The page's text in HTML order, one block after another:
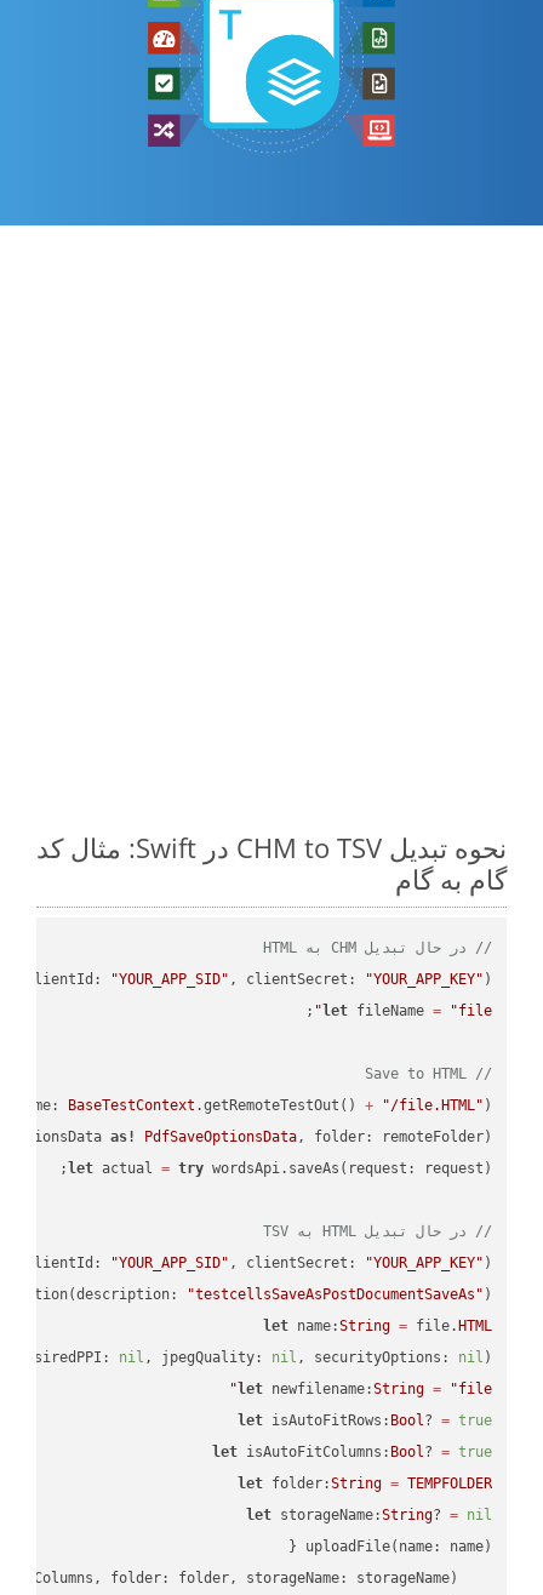
نحوه تبدیل CHM to TSV در Swift: مثال کد
گام به گام
// در حال تبدیل CHM به HTML
(clientId: "YOUR_APP_SID" , clientSecret: "YOUR_APP_KEY" );
let fileName = "file"
// Save to HTML
BaseTestContext .getRemoteTestOut() + "/file.HTML" );
as! PdfSaveOptionsData, folder: remoteFolder);
let actual = try
// در حال تبدیل HTML به TSV
(clientId: "YOUR_APP_SID" , clientSecret: "YOUR_APP_KEY" );
"testcellsSaveAsPostDocumentSaveAs" )
let name:String = file. HTML
, desiredPPI: nil , jpegQuality: nil , securityOptions: nil )
let newfilename:String =
"file"
let isAutoFitRows: Bool? = true
let isAutoFitColumns: Bool? = true
let folder:String = TEMPFOLDER
let storageName:String? = nil